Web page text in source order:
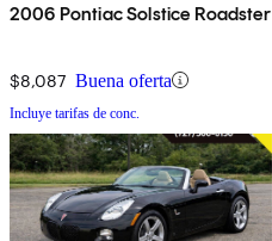
2006 Pontiac Solstice Roadster
$8,087 Buena oferta
Incluye tarifas de conc.